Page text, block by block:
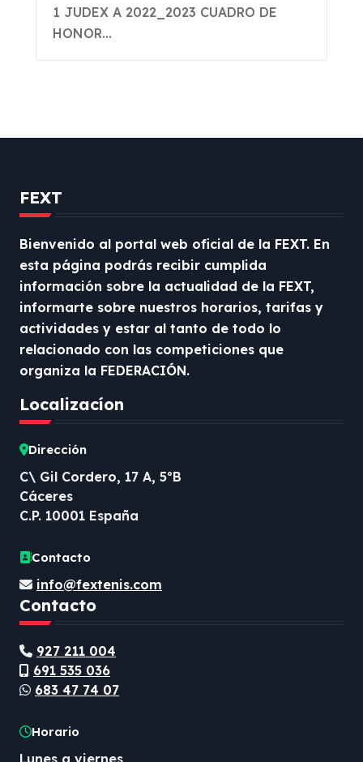
1 JUDEX A 2022_2023 CUADRO DE
HONOR...
FEXT
Bienvenido al portal web oficial de la FEXT. En
esta página podrás recibir cumplida
información sobre la actualidad de la FEXT,
informarte sobre nuestros horarios, tarifas y
actividades y estar al tanto de todo lo
relacionado con las competiciones que
organiza la FEDERACIÓN.
Localizacíon
Dirección
C\ Gil Cordero, 17 A, 5ºB
Cáceres
C.P. 10001 España
Contacto
info@fextenis.com
Contacto
927 211 004
691 535 036
683 47 74 07
Horario
Lunes a viernes